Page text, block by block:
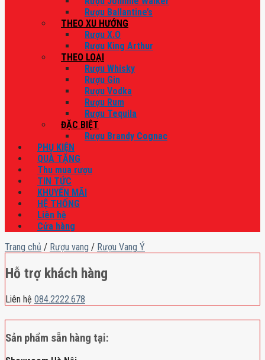
Rượu Ballantine’s
THEO XU HƯỚNG
Rượu X.O
Rượu King Arthur
THEO LOẠI
Rượu Whisky
Rượu Gin
Rượu Vodka
Rượu Rum
Rượu Tequila
ĐẶC BIỆT
Rượu Brandy Cognac
PHỤ KIỆN
QUÀ TẶNG
Thu mua rượu
TIN TỨC
KHUYẾN MÃI
HỆ THỐNG
Liên hệ
Cửa hàng
Trang chủ / Rượu vang / Rượu Vang Ý
Hỗ trợ khách hàng
Liên hệ 084.2222.678
Sản phẩm sẵn hàng tại: